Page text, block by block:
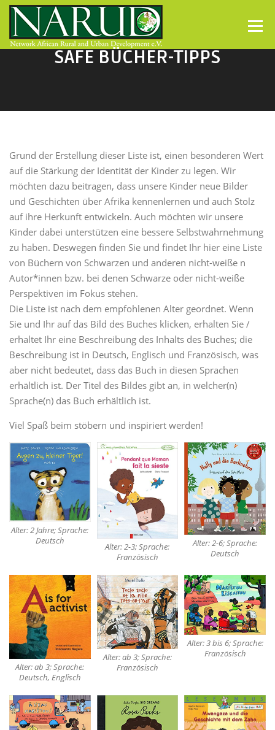
Direkt zum Inhalt
Menü
SAFE BÜCHER-TIPPS
Grund der Erstellung dieser Liste ist, einen besonderen Wert
auf die Stärkung der Identität der Kinder zu legen. Wir
möchten dazu beitragen, dass unsere Kinder neue Bilder
und Geschichten über Afrika kennenlernen und auch Stolz
auf ihre Herkunft entwickeln. Auch möchten wir unsere
Kinder dabei unterstützen eine bessere Selbstwahrnehmung
zu haben. Deswegen finden Sie und findet Ihr hier eine Liste
von Büchern von Schwarzen und anderen nicht-weiße n
Autor*innen bzw. bei denen Schwarze oder nicht-weiße
Perspektiven im Fokus stehen.
Die Liste ist nach dem empfohlenen Alter geordnet. Wenn
Sie und Ihr auf das Bild des Buches klicken, erhalten Sie /
erhaltet Ihr eine Beschreibung des Inhalts des Buches; die
Beschreibung ist in Deutsch, Englisch und Französisch, was
aber nicht bedeutet, dass das Buch in diesen Sprachen
erhältlich ist. Der Titel des Bildes gibt an, in welcher(n)
Sprache(n) das Buch erhältlich ist.
Viel Spaß beim stöbern und inspiriert werden!
Alter: 2 Jahre; Sprache:
Deutsch
Alter: 2-3; Sprache:
Französisch
Alter: 2-6; Sprache:
Deutsch
Alter: ab 3; Sprache:
Deutsch, Englisch
Alter: ab 3; Sprache:
Französisch
Alter: 3 bis 6; Sprache:
Französisch